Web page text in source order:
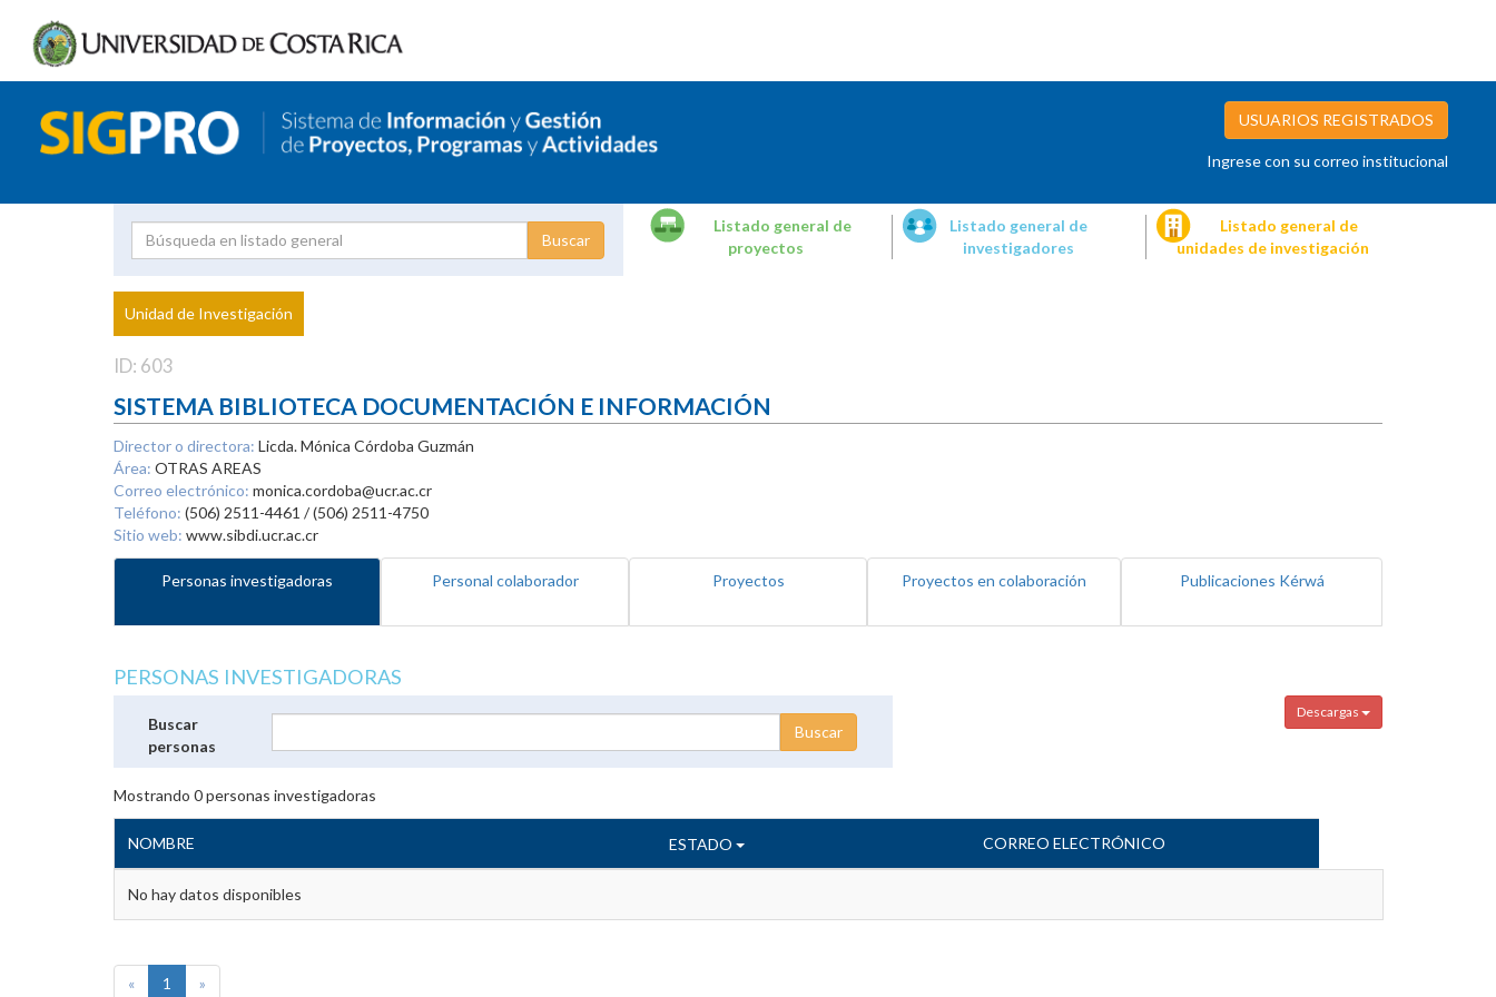
USUARIOS REGISTRADOS
Ingrese con su correo institucional
Proyecto
Investigador
Listado general de
proyectos
Listado general de
investigadores
Listado general de
unidades de investigación
Unidad de Investigación
ID: 603
SISTEMA BIBLIOTECA DOCUMENTACIÓN E INFORMACIÓN
Director o directora: Licda. Mónica Córdoba Guzmán
Área: OTRAS AREAS
Correo electrónico: monica.cordoba@ucr.ac.cr
Teléfono: (506) 2511-4461 / (506) 2511-4750
Sitio web: www.sibdi.ucr.ac.cr
Personas investigadoras Personal colaborador Proyectos Proyectos en colaboración Publicaciones Kérwá
PERSONAS INVESTIGADORAS
Descargas
Buscar
personas
Mostrando 0personas investigadoras
NOMBRE ESTADO CORREO ELECTRÓNICO
No hay datos disponibles
« 1 »